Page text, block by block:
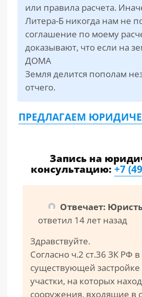
или правила расчета.
Литера-Б никогда нам не
соглашение по моему
доказывают, что если на
ДОМА
Земля делится пополам
отчего.
ПРЕДЛАГАЕМ
Запись на
консультацию:+7
Отвечает:
ответил 14 лет назад
Здравствуйте.
Согласно ч.2 ст.36 ЗК РФ в
существующей
участки, на которых
сооружения, входящие в